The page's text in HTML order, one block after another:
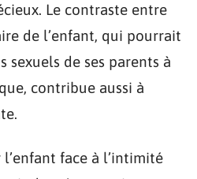
Le contraste entre
de l’enfant, qui pourrait
sexuels de ses parents à
contribue aussi à
face à l’intimité